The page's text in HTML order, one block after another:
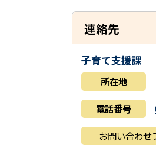
連絡先
子育て支援課
所在地
電話番号
お問い合わせ